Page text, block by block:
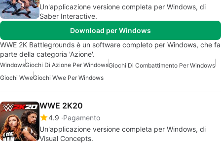
Un'applicazione versione completa per Windows, di
Saber Interactive.
Download per Windows
WWE 2K Battlegrounds è un software completo per Windows, che fa
parte della categoria 'Azione'.
WindowsGiochi Di Azione Per WindowsGiochi Di Combattimento Per Windows
Giochi WweGiochi Wwe Per Windows
WWE 2K20
4.9 Pagamento
Un'applicazione versione completa per Windows, di
Visual Concepts.